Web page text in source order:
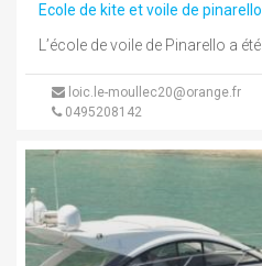
Ecole de kite et voile de pinarello
loic.le-moullec20@orange.fr
0495208142